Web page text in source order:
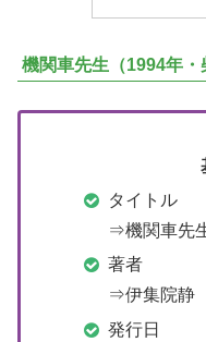
機関車先生（1994年・
タイトル
⇒機関車先
著者
⇒伊集院静
発行日